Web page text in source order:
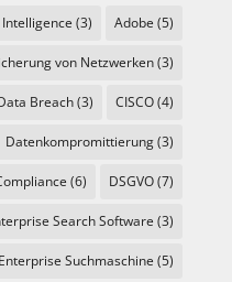
Adobe (5)
(3)
von Netzwerken(3)
CISCO(4)
Breach(3)
Datenkompromittierung(3)
DSGVO(7)
(6)
Search Software (3)
Enterprise Suchmaschine (5)